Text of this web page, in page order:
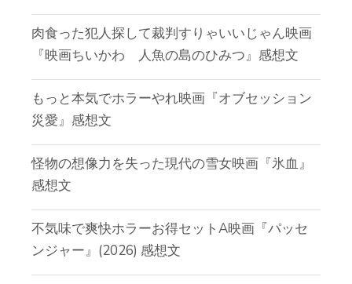
肉食った犯人探して裁判すりゃいいじゃん映画
『映画ちいかわ 人魚の島のひみつ』感想文
もっと本気でホラーやれ映画『オブセッション
災愛』感想文
怪物の想像力を失った現代の雪女映画『氷血』
感想文
不気味で爽快ホラーお得セットA映画『パッセ
ンジャー』(2026) 感想文